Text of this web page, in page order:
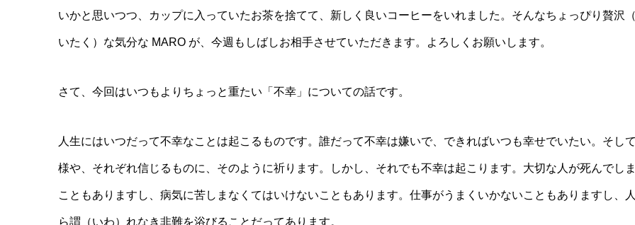
いかと思いつつ、カップに入っていたお茶を捨てて、新しく良いコーヒーをいれました。そんなちょっぴり贅沢
いたく）な気分な MARO が、今週もしばしお相手させていただきます。よろしくお願いします。
さて、今回はいつもよりちょっと重たい「不幸」についての話です。
人生にはいつだって不幸なことは起こるものです。誰だって不幸は嫌いで、できればいつも幸せでいたい。そし
様や、それぞれ信じるものに、そのように祈ります。しかし、それでも不幸は起こります。大切な人が死んでし
こともありますし、病気に苦しまなくてはいけないこともあります。仕事がうまくいかないこともありますし、
ら謂（いわ）れなき非難を浴びることだってあります。